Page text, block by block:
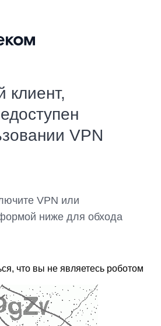
клиент,
VPN
VPN или
ниже для обхода
что вы не являетесь роботом